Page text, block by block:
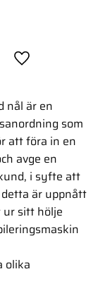
Lägg till i
nål är en
som
att föra in en
avge en
i syfte att
är uppnått
ur sitt hölje
olika